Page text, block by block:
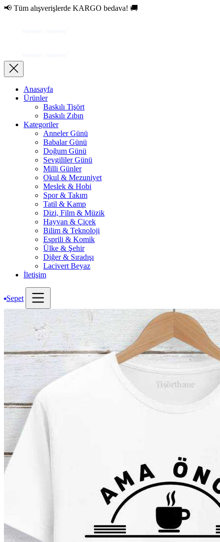
📢 Tüm alışverişlerde KARGO bedava! 🚚
Anasayfa
Ürünler
Baskılı Tişört
Baskılı Zıbın
Kategoriler
Anneler Günü
Babalar Günü
Doğum Günü
Sevgililer Günü
Milli Günler
Okul & Mezuniyet
Meslek & Hobi
Spor & Takım
Tatil & Kamp
Dizi, Film & Müzik
Hayvan & Çiçek
Bilim & Teknoloji
Esprili & Komik
Ülke & Şehir
Diğer & Sıradışı
Lacivert Beyaz
İletişim
Sepet